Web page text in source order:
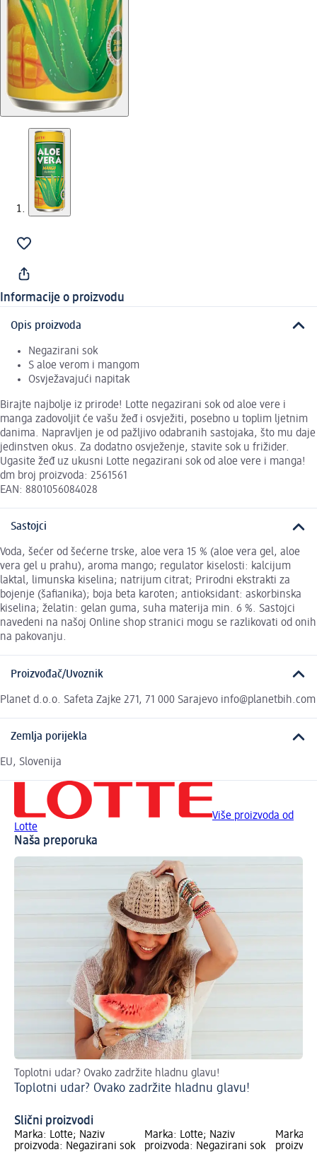
Informacije o proizvodu
Opis proizvoda
Negazirani sok
S aloe verom i mangom
Osvježavajući napitak
Birajte najbolje iz prirode! Lotte negazirani sok od aloe vere i
manga zadovoljit će vašu žeđ i osvježiti, posebno u toplim ljetnim
danima. Napravljen je od pažljivo odabranih sastojaka, što mu daje
jedinstven okus. Za dodatno osvježenje, stavite sok u frižider.
Ugasite žeđ uz ukusni Lotte negazirani sok od aloe vere i manga!
dm broj proizvoda: 2561561
EAN: 8801056084028
Sastojci
Voda, šećer od šećerne trske, aloe vera 15 % (aloe vera gel, aloe
vera gel u prahu), aroma mango; regulator kiselosti: kalcijum
laktal, limunska kiselina; natrijum citrat; Prirodni ekstrakti za
bojenje (šafianika); boja beta karoten; antioksidant: askorbinska
kiselina; želatin: gelan guma, suha materija min. 6 %. Sastojci
navedeni na našoj Online shop stranici mogu se razlikovati od onih
na pakovanju.
Proizvođač/Uvoznik
Planet d.o.o. Safeta Zajke 271, 71 000 Sarajevo info@planetbih.com
Zemlja porijekla
EU, Slovenija
Više proizvoda od
Lotte
Naša preporuka
Toplotni udar? Ovako zadržite hladnu glavu!
Toplotni udar? Ovako zadržite hladnu glavu!
Slični proizvodi
Marka: Lotte; Naziv
proizvoda: Negazirani sok
Marka: Lotte; Naziv
proizvoda: Negazirani sok
Marka: